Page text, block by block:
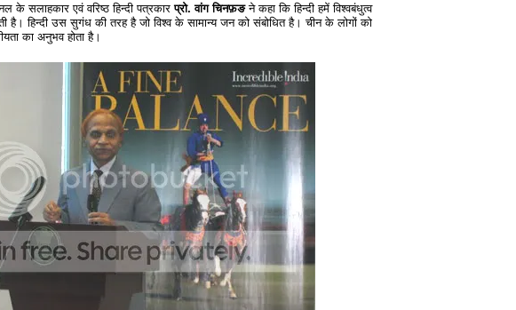
के सलाहकार एवं वरिष्ठ हिन्दी पत्रकारप्रो. वांग चिनफ़ङने कहा कि हिन्दी हमें विश्वबंधुत्व
है। हिन्दी उस सुगंध की तरह है जो विश्व के सामान्य जन को संबोधित है। चीन के लोगों को
का अनुभव होता है।